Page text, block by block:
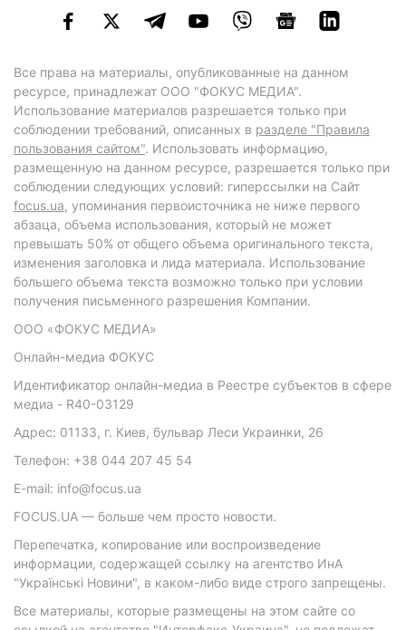
Все права на материалы, опубликованные на данном
ресурсе, принадлежат ООО "ФОКУС МЕДИА".
Использование материалов разрешается только при
соблюдении требований, описанных в разделе "Правила
пользования сайтом". Использовать информацию,
размещенную на данном ресурсе, разрешается только при
соблюдении следующих условий: гиперссылки на Сайт
focus.ua, упоминания первоисточника не ниже первого
абзаца, объема использования, который не может
превышать 50% от общего объема оригинального текста,
изменения заголовка и лида материала. Использование
большего объема текста возможно только при условии
получения письменного разрешения Компании.
ООО «ФОКУС МЕДИА»
Онлайн-медиа ФОКУС
Идентификатор онлайн-медиа в Реестре субъектов в сфере
медиа - R40-03129
Адрес: 01133, г. Киев, бульвар Леси Украинки, 26
Телефон: +38 044 207 45 54
E-mail: info@focus.ua
FOCUS.UA — больше чем просто новости.
Перепечатка, копирование или воспроизведение
информации, содержащей ссылку на агентство ИнА
"Українські Новини", в каком-либо виде строго запрещены.
Все материалы, которые размещены на этом сайте со